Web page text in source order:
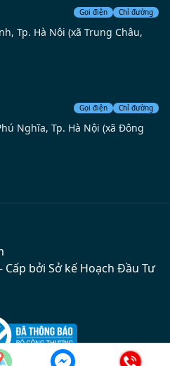
Gọi điện Chỉ đường
Tp. Hà Nội (xã Trung Châu,
Gọi điện Chỉ đường
Nghĩa, Tp. Hà Nội (xã Đông
Cấp bởi Sở kế Hoạch Đầu Tư